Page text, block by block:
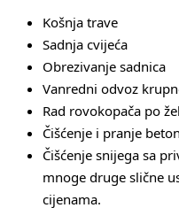
Košnja trave
Sadnja cvijeća
Obrezivanje sadnica
Vanredni odvoz
Rad rovokopača po
Čišćenje i pranje
Čišćenje snijega sa
mnoge druge slične
cijenama.